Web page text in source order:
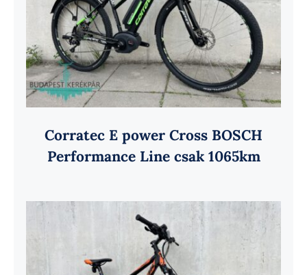
Corratec E power Cross BOSCH
Performance Line csak 1065km